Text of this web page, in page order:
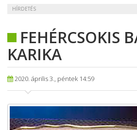
HÍRDETÉS
FEHÉRCSOKIS
KARIKA
2020. április 3., péntek 14:59